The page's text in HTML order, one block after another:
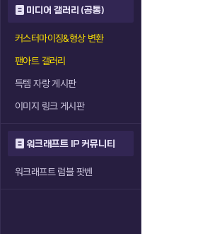
미디어 갤러리 (공통)
커스터마이징&형상 변환
팬아트 갤러리
득템 자랑 게시판
이미지 링크 게시판
워크래프트 IP 커뮤니티
워크래프트 럼블 팟벤